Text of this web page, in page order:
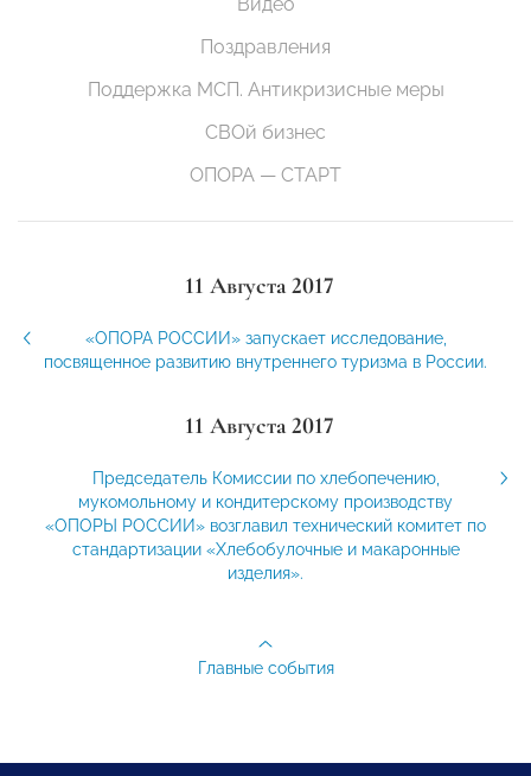
Поздравления
Поддержка МСП. Антикризисные меры
СВОй бизнес
ОПОРА — СТАРТ
11 Августа 2017
«ОПОРА РОССИИ» запускает исследование,
посвященное развитию внутреннего туризма в России.
11 Августа 2017
Председатель Комиссии по хлебопечению,
мукомольному и кондитерскому производству
«ОПОРЫ РОССИИ» возглавил технический комитет по
стандартизации «Хлебобулочные и макаронные
изделия».
Главные события